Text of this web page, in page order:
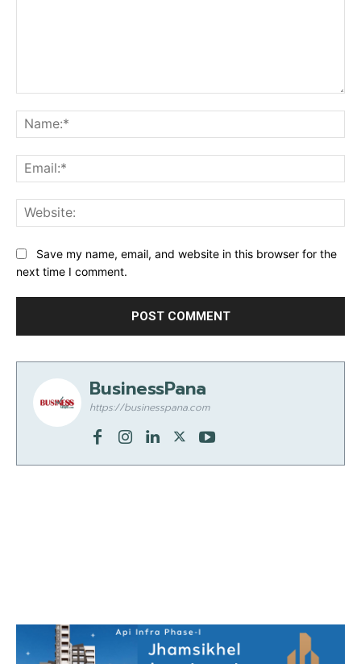
Save my name, email, and website in this browser for the
next time I comment.
BusinessPana
https://businesspana.com